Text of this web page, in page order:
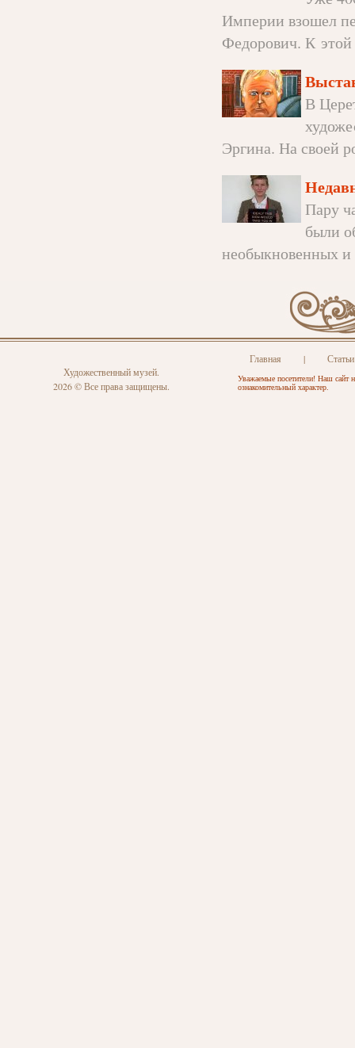
Империи взошел
Федорович. К этой
В
Эргина. На своей
Пару
были
необыкновенных
Художественный музей.
2026 © Все права защищены.
Главная | Статьи
Уважаемые посетители! Наш сайт
ознакомительный характер.